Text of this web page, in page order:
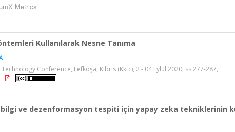
Metrics
Kullanılarak Nesne Tanıma
Conference, Lefkoşa, Kıbrıs (Kktc), 2 - 04 Eylül 2020, ss.277-287,
ve dezenformasyon tespiti için yapay zeka tekniklerinin